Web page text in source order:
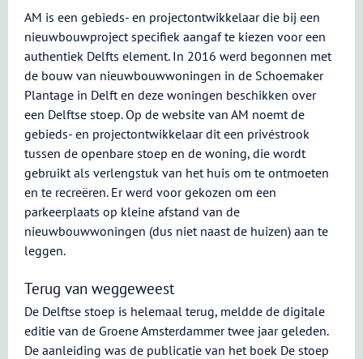
AM is een gebieds- en projectontwikkelaar die bij een
nieuwbouwproject specifiek aangaf te kiezen voor een
authentiek Delfts element. In 2016 werd begonnen met
de bouw van nieuwbouwwoningen in de Schoemaker
Plantage in Delft en deze woningen beschikken over
een Delftse stoep. Op de website van AM noemt de
gebieds- en projectontwikkelaar dit een privéstrook
tussen de openbare stoep en de woning, die wordt
gebruikt als verlengstuk van het huis om te ontmoeten
en te recreëren. Er werd voor gekozen om een
parkeerplaats op kleine afstand van de
nieuwbouwwoningen (dus niet naast de huizen) aan te
leggen.
Terug van weggeweest
De Delftse stoep is helemaal terug, meldde de digitale
editie van de Groene Amsterdammer twee jaar geleden.
De aanleiding was de publicatie van het boek De stoep